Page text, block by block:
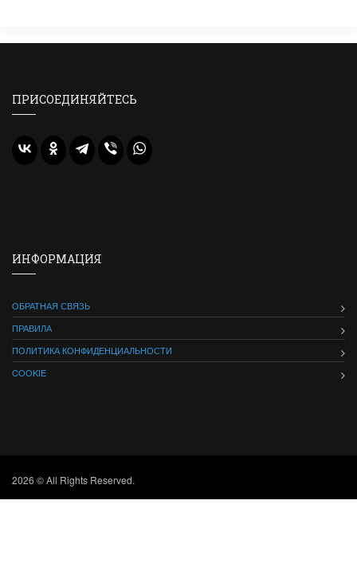
ПРИСОЕДИНЯЙТЕСЬ
ИНФОРМАЦИЯ
ОБРАТНАЯ СВЯЗЬ
ПРАВИЛА
ПОЛИТИКА КОНФИДЕНЦИАЛЬНОСТИ
COOKIE
2026 © All Rights Reserved.